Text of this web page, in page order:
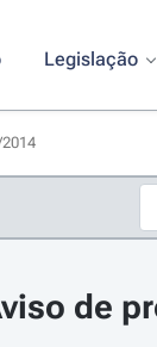
Legislação
de